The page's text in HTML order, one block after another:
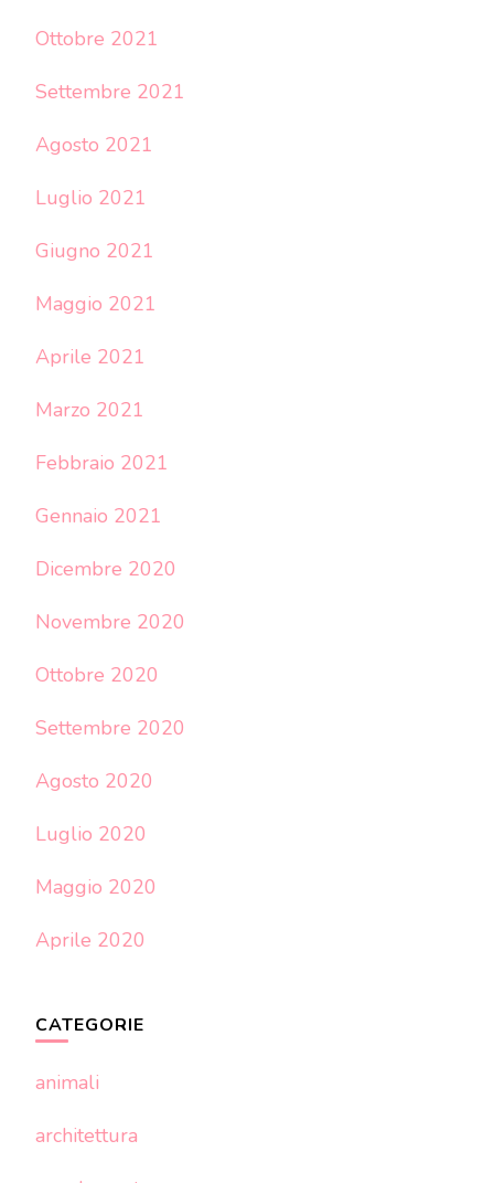
Ottobre 2021
Settembre 2021
Agosto 2021
Luglio 2021
Giugno 2021
Maggio 2021
Aprile 2021
Marzo 2021
Febbraio 2021
Gennaio 2021
Dicembre 2020
Novembre 2020
Ottobre 2020
Settembre 2020
Agosto 2020
Luglio 2020
Maggio 2020
Aprile 2020
CATEGORIE
animali
architettura